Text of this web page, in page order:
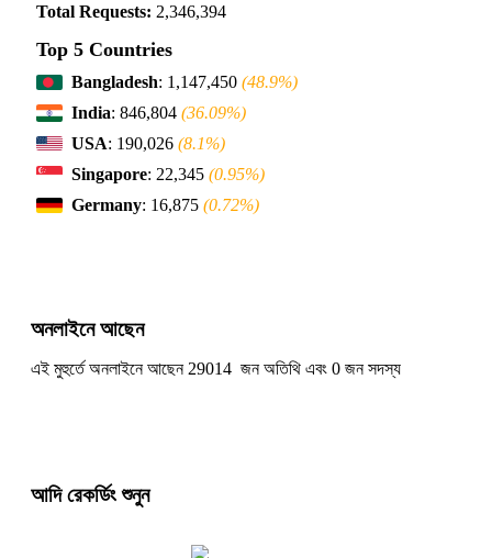
Total Requests: 2,346,394
Top 5 Countries
Bangladesh: 1,147,450 (48.9%)
India: 846,804 (36.09%)
USA: 190,026 (8.1%)
Singapore: 22,345 (0.95%)
Germany: 16,875 (0.72%)
অনলাইনে আছেন
এই মুহুর্তে অনলাইনে আছেন 29014 জন অতিথি এবং 0 জন সদস্য
আদি রেকর্ডিং শুনুন